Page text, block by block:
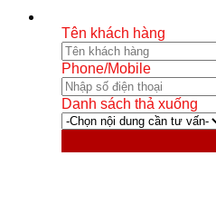
Tên khách hàng
Phone/Mobile
Danh sách thả xuống